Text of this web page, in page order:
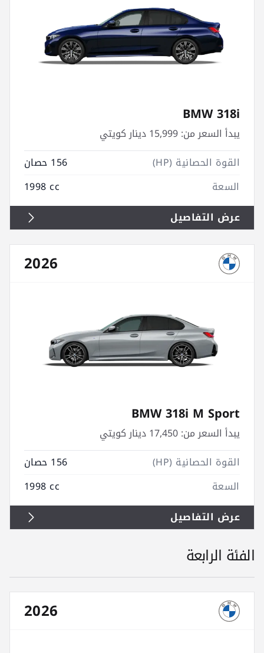
BMW 318i
يبدأ السعر من:
القوة الحصانية (HP)
156 حصان
السعة
1998 cc
عرض التفاصيل
2026
BMW 318i M Sport
يبدأ السعر من:
القوة الحصانية (HP)
156 حصان
السعة
1998 cc
عرض التفاصيل
الفئة الرابعة
2026